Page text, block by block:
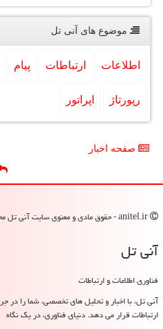
موضوع های آنی تل
اطلاعات ارتباطات پیام
رپورتاژ اپراتور
صفحه اخبار
آنی تل
فناوری اطلاعات و ارتباطات
آنی تل، با اخبار و تحلیل های تخصصی، شما را در
ارتباطات قرار می دهد. دنیای فناوری، در یک نگاه